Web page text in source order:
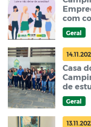
com
Geral
Casa
de
IFPB
Geral